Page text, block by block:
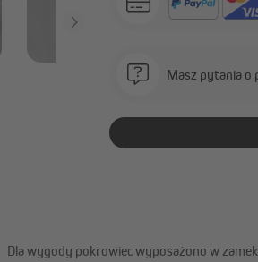
Masz pytania o
Dla wygody pokrowiec wyposażono w